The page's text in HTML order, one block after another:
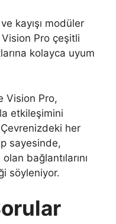
kayışı modüler
Pro çeşitli
kolayca uyum
Vision Pro,
etkileşimini
her
sayesinde,
bağlantılarını
söyleniyor.